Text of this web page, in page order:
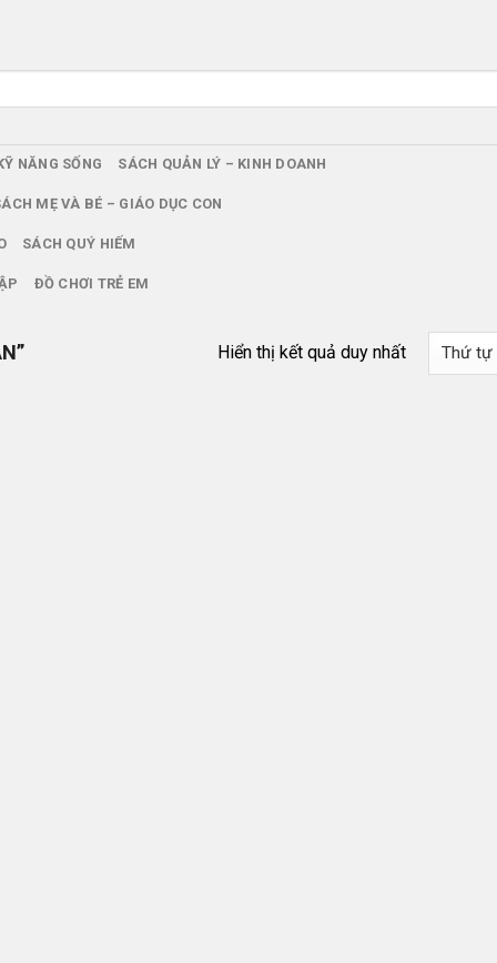
NĂNG SỐNG SÁCH QUẢN LÝ – KINH DOANH
MẸ VÀ BÉ – GIÁO DỤC CON
SÁCH QUÝ HIẾM
ĐỒ CHƠI TRẺ EM
Hiển thị kết quả duy nhất